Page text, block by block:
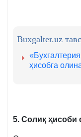
БҲМС
Buxgalter.uz
ҳисобга
5. Солиқ ҳисоби